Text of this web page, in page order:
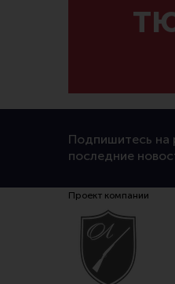
Подпишитесь на
последние
Проект компании